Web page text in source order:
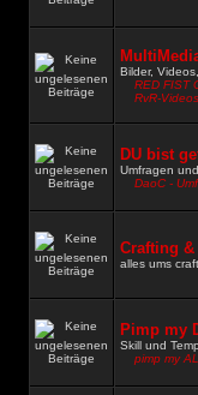
Bilder,
RED FIST
RvR-Videos
DU bist
Umfragen
DaoC -
Crafting &
alles ums
Pimp my
Skill und
pimp my